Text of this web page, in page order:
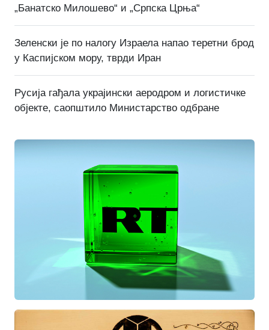
„Банатско Милошево“ и „Српска Црња“
Зеленски је по налогу Израела напао теретни брод
у Каспијском мору, тврди Иран
Русија гађала украјински аеродром и логистичке
објекте, саопштило Министарство одбране